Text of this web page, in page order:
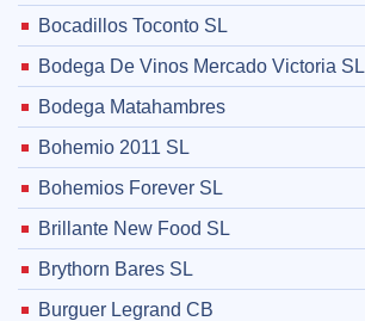
Bocadillos Toconto SL
Bodega De Vinos Mercado Victoria SL
Bodega Matahambres
Bohemio 2011 SL
Bohemios Forever SL
Brillante New Food SL
Brythorn Bares SL
Burguer Legrand CB